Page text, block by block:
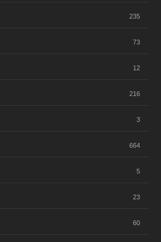
235
73
12
216
3
664
5
23
60